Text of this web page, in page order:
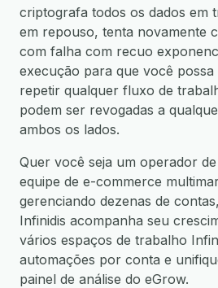
criptografa todos os dados em
em repouso, tenta novamente
com falha com recuo
execução para que você
repetir qualquer fluxo de
podem ser revogadas a
ambos os lados.
Quer você seja um operador
equipe de e-commerce
gerenciando dezenas de
Infinidis acompanha seu
vários espaços de trabalho
automações por conta e
painel de análise do eGrow.